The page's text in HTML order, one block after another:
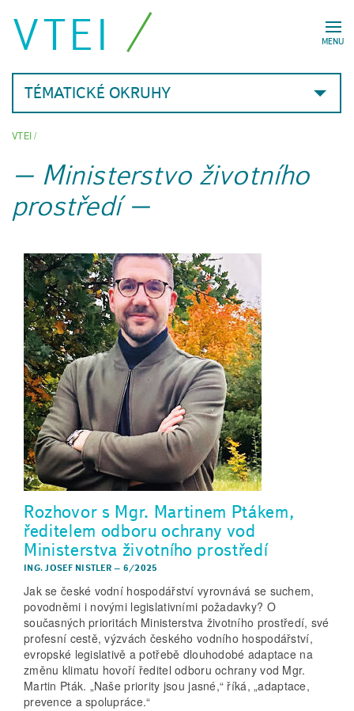
MENU
VTEI
TÉMATICKÉ OKRUHY
VTEI/
Ministerstvo životního
prostředí
Rozhovor s Mgr. Martinem Ptákem,
ředitelem odboru ochrany vod
Ministerstva životního prostředí
ING. JOSEF NISTLER – 6/2025
Jak se české vodní hospodářství vyrovnává se suchem,
povodněmi i novými legislativními požadavky? O
současných prioritách Ministerstva životního prostředí, své
profesní cestě, výzvách českého vodního hospodářství,
evropské legislativě a potřebě dlouhodobé adaptace na
změnu klimatu hovoří ředitel odboru ochrany vod Mgr.
Martin Pták. „Naše priority jsou jasné,“ říká, „adaptace,
prevence a spolupráce.“